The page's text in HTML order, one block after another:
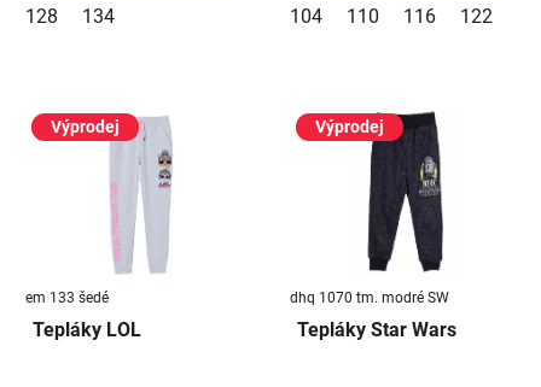
128 134 104 110 116 122
Výprodej
em 133 šedé
Tepláky LOL
Výprodej
dhq 1070 tm. modré SW
Tepláky Star Wars